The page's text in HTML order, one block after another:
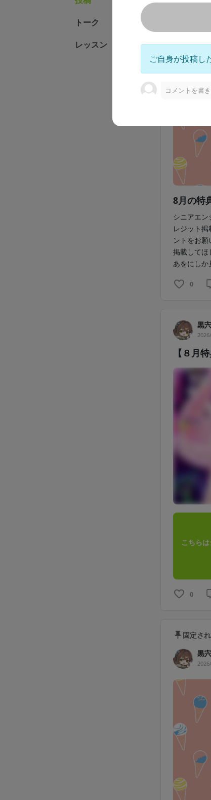
トーク
レッスン
黒
8月の特
シニアエ
レジット
ントをお
掲載して
あをにしか
0
黒
【８月
こちら
0
固定さ
黒
ご自身が投稿し
コメントを書